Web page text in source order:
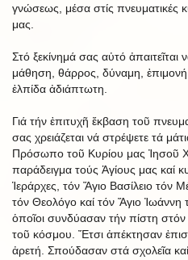
γνώσεως, μέσα στίς πνευματικές
μας.
Στό ξεκίνημά σας αὐτό ἀπαιτεῖται
μάθηση, θάρρος, δύναμη,
ἐλπίδα ἀδιάπτωτη.
Γιά τήν ἐπιτυχῆ ἔκβαση τοῦ
σας χρειάζεται νά στρέψετε τά
Πρόσωπο τοῦ Κυρίου μας Ἰησοῦ
παράδειγμα τούς Ἁγίους μας καί
Ἱεράρχες, τόν Ἅγιο Βασίλειο τόν
τόν Θεολόγο καί τόν Ἅγιο Ἰωάννη
ὁποῖοι συνδύασαν τήν πίστη
τοῦ κόσμου. Ἔτσι ἀπέκτησαν
ἀρετή. Σπούδασαν στά σχολεῖα